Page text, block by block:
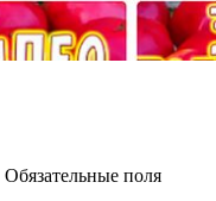
Обязательные поля